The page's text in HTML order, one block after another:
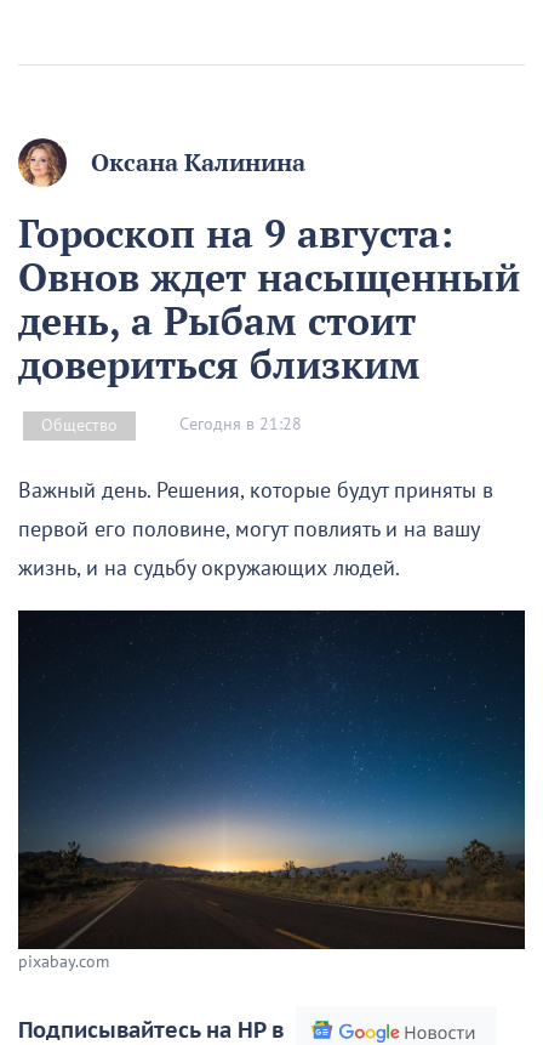
Оксана Калинина
Гороскоп на 9 августа:
Овнов ждет насыщенный
день, а Рыбам стоит
довериться близким
Общество Сегодня в 21:28
Важный день. Решения, которые будут приняты в
первой его половине, могут повлиять и на вашу
жизнь, и на судьбу окружающих людей.
pixabay.com
Подписывайтесь на НР в